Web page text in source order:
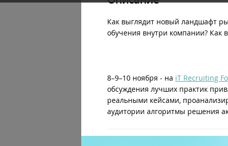
Как выглядит новый ландшафт
обучения внутри компании? Как
8–9–10 ноября - на iT Recruiting
обсуждения лучших практик
реальными кейсами,
аудитории алгоритмы решения